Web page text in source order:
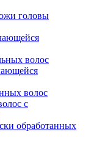
головы
волос
волос
с
обработанных